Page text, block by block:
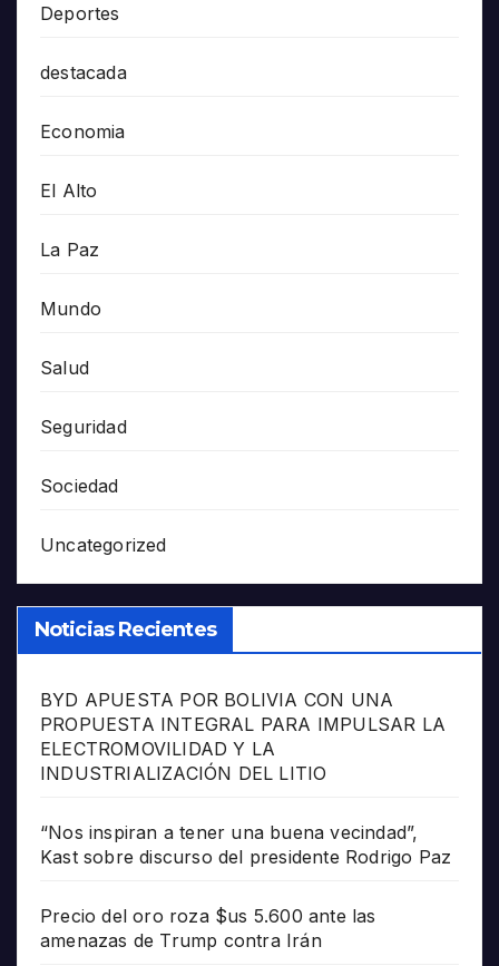
Deportes
destacada
Economia
El Alto
La Paz
Mundo
Salud
Seguridad
Sociedad
Uncategorized
Noticias Recientes
BYD APUESTA POR BOLIVIA CON UNA
PROPUESTA INTEGRAL PARA IMPULSAR LA
ELECTROMOVILIDAD Y LA
INDUSTRIALIZACIÓN DEL LITIO
“Nos inspiran a tener una buena vecindad”,
Kast sobre discurso del presidente Rodrigo Paz
Precio del oro roza $us 5.600 ante las
amenazas de Trump contra Irán